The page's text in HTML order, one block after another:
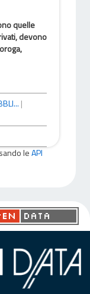
quelle
devono
|
leAPI